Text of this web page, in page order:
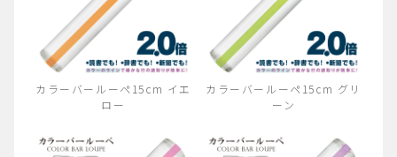
カラーバールーペ15cm イエ
ロー
カラーバールーペ15cm グリ
ーン